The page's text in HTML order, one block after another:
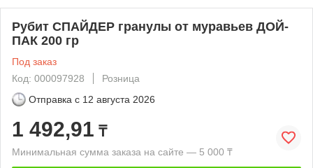
Рубит СПАЙДЕР гранулы от муравьев ДОЙ-
ПАК 200 гр
Под заказ
Код: 000097928
Розница
Отправка с 12 августа 2026
1 492,91 ₸
Минимальная сумма заказа на сайте — 5 000 ₸